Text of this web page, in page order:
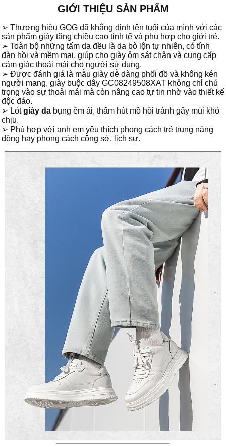
GIỚI THIỆU SẢN PHẨM
➢ Thương hiệu GOG đã khẳng định tên tuổi của mình với các
sản phẩm giày tăng chiều cao tinh tế và phù hợp cho giới trẻ.
➢ Toàn bộ những tấm da đều là da bò lộn tự nhiên, có tính
đàn hồi và mềm mại, giúp cho giày ôm sát chân và cung cấp
cảm giác thoải mái cho người sử dụng.
➢ Được đánh giá là mẫu giày dễ dàng phối đồ và không kén
người mang, giày buộc dây GC08249508XAT không chỉ chú
trọng vào sự thoải mái mà còn nâng cao tự tin nhờ vào thiết kế
độc đáo.
➢ Lótgiày da bụng êm ái, thấm hút mồ hôi tránh gây mùi khó
chịu.
➢ Phù hợp với anh em yêu thích phong cách trẻ trung năng
động hay phong cách công sở, lịch sự.